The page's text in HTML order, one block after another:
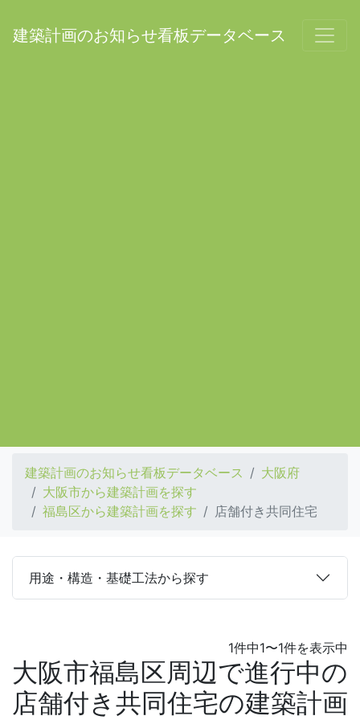
建築計画のお知らせ看板データベース
建築計画のお知らせ看板データベース
大阪府
大阪市から建築計画を探す
福島区から建築計画を探す
店舗付き共同住宅
用途・構造・基礎工法から探す
1件中1〜1件を表示中
大阪市福島区周辺で進行中の
店舗付き共同住宅の建築計画